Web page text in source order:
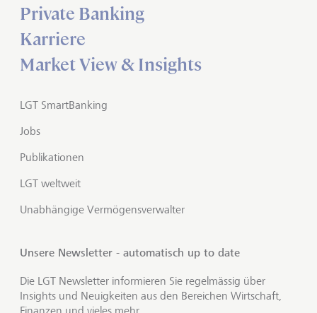
Private Banking
Karriere
Market View & Insights
LGT SmartBanking
Jobs
Publikationen
LGT weltweit
Unabhängige Vermögensverwalter
Unsere Newsletter - automatisch up to date
Die LGT Newsletter informieren Sie regelmässig über
Insights und Neuigkeiten aus den Bereichen Wirtschaft,